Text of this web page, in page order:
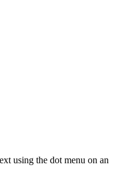
using the dot menu on an